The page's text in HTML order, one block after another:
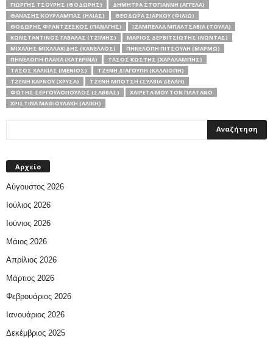
ΓΙΩΡΓΉΣ ΤΣΟΥΡΉΣ (ΘΟΔΩΡΉΣ)
ΔΉΜΗΤΡΑ ΣΤΟΓΙΆΝΝΗ (ΑΓΓΈΛΑ)
ΘΑΝΆΣΗΣ ΚΟΥΡΛΑΜΠΆΣ (ΗΛΊΑΣ)
ΘΕΟΔΏΡΑ ΣΙΆΡΚΟΥ (ΦΙΛΙΏ)
ΘΟΔΩΡΉΣ ΦΡΑΝΤΖΈΣΚΟΣ (ΠΑΝΑΓΉΣ)
ΙΖΑΜΠΈΛΛΑ ΜΠΑΛΤΣΑΒΙΆ (ΤΟΎΛΑ)
ΚΩΝΣΤΑΝΤΊΝΟΣ ΓΑΒΑΛΆΣ (ΤΖΊΜΗΣ)
ΜΆΡΙΟΣ ΔΕΡΒΙΤΣΙΏΤΗΣ (ΝΏΝΤΑΣ)
ΜΙΧΆΛΗΣ ΜΙΧΑΛΑΚΊΔΗΣ (ΚΑΝΈΛΛΟΣ)
ΠΗΝΕΛΌΠΗ ΠΙΤΣΟΎΛΗ (ΜΆΡΜΩ)
ΠΗΝΕΛΌΠΗ ΠΛΆΚΑ (ΚΑΤΕΡΊΝΑ)
ΤΆΣΟΣ ΚΩΣΤΉΣ (ΧΑΡΑΛΆΜΠΗΣ)
ΤΆΣΟΣ ΧΑΛΚΙΆΣ (ΜΈΝΙΟΣ)
ΤΖΈΝΗ ΔΙΑΓΟΎΠΗ (ΚΑΛΛΙΌΠΗ)
ΤΖΈΝΗ ΚΆΡΝΟΥ (ΧΡΎΣΑ)
ΤΖΈΝΗ ΜΠΌΤΣΗ (ΣΎΛΒΙΑ ΔΕΛΛΉ)
ΦΏΤΗΣ ΣΕΡΓΟΥΛΌΠΟΥΛΟΣ (ΣΆΒΒΑΣ)
ΧΑΙΡΈΤΑ ΜΟΥ ΤΟΝ ΠΛΆΤΑΝΟ
ΧΡΙΣΤΊΝΑ ΜΑΘΙΟΥΛΆΚΗ (ΑΛΊΚΗ)
Αρχείο
Αύγουστος 2026
Ιούλιος 2026
Ιούνιος 2026
Μάιος 2026
Απρίλιος 2026
Μάρτιος 2026
Φεβρουάριος 2026
Ιανουάριος 2026
Δεκέμβριος 2025